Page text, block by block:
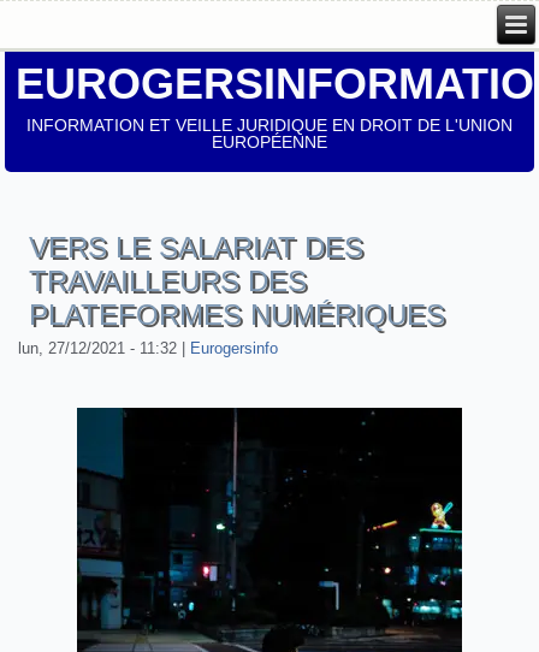
INFORMATION ET VEILLE JURIDIQUE EN DROIT DE L'UNION
EUROPÉENNE
VERS LE SALARIAT DES
TRAVAILLEURS DES
PLATEFORMES NUMÉRIQUES
lun, 27/12/2021 - 11:32 Eurogersinfo